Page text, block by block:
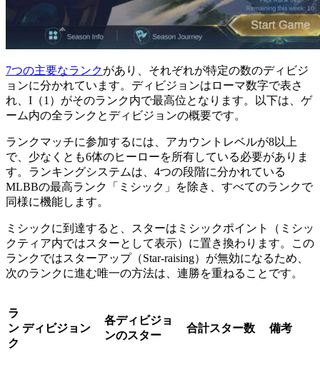
7つの主要なランクがあり、それぞれが特定の数のディビジ
ョンに分かれています。ディビジョンはローマ数字で表さ
れ、I（1）がそのランク内で最高位となります。以下は、ゲ
ーム内の全ランクとディビジョンの概要です。
ランクマッチに参加するには、アカウントレベルが8以上
で、少なくとも6体のヒーローを所有している必要がありま
す。ランキングシステムは、4つの段階に分かれている
MLBBの最高ランク「ミシック」を除き、すべてのランクで
同様に機能します。
ミシックに到達すると、スターはミシックポイント（ミシッ
クティア内ではスターとして表示）に置き換わります。この
ランクではスターアップ（Star-raising）が無効になるため、
次のランクに進む唯一の方法は、連勝を重ねることです。
ラ
ン
ク
ディビジョン
各ディビジョ
ンのスター
合計スター数 備考